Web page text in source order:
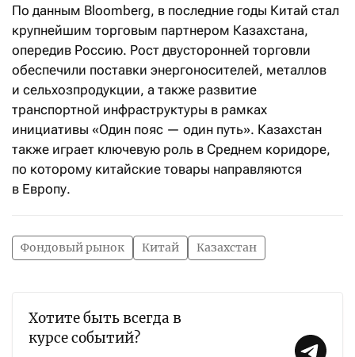
По данным Bloomberg, в последние годы Китай стал
крупнейшим торговым партнером Казахстана,
опередив Россию. Рост двусторонней торговли
обеспечили поставки энергоносителей, металлов
и сельхозпродукции, а также развитие
транспортной инфраструктуры в рамках
инициативы «Один пояс — один путь». Казахстан
также играет ключевую роль в Среднем коридоре,
по которому китайские товары направляются
в Европу.
Фондовый рынок Китай Казахстан
Хотите быть всегда в
курсе событий?